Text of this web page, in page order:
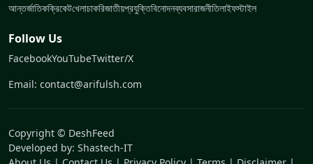
আন্তর্জাতিকক্রিকেটখেলাচাকরিজাতীয়প্রযুক্তিবিনোদনব্যবসারাজনীতিলাইফস্টাইল
Follow Us
FacebookYouTubeTwitter/X
Email: contact@arifulsh.com
Copyright © DeshFeed
Developed by: Shastech-IT